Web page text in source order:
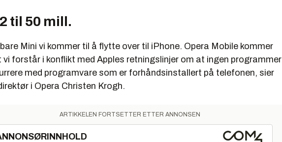
til 50 mill.
Mini vi kommer til å flytte over til iPhone. Opera Mobile kommer
vi forstår i konflikt med Apples retningslinjer om at ingen programmer
med programvare som er forhåndsinstallert på telefonen, sier
i Opera Christen Krogh.
ARTIKKELEN FORTSETTER ETTER ANNONSEN